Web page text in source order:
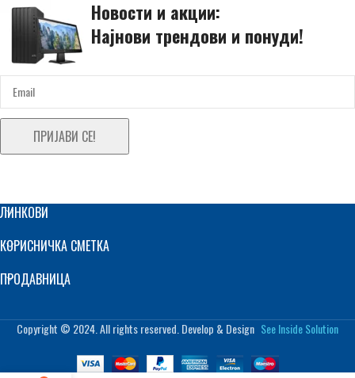
Новости и акции:
Најнови трендови и понуди!
ПРИЈАВИ СЕ!
ЛИНКОВИ
КОРИСНИЧКА СМЕТКА
ПРОДАВНИЦА
Copyright © 2024. All rights reserved. Develop & Design See Inside Solution